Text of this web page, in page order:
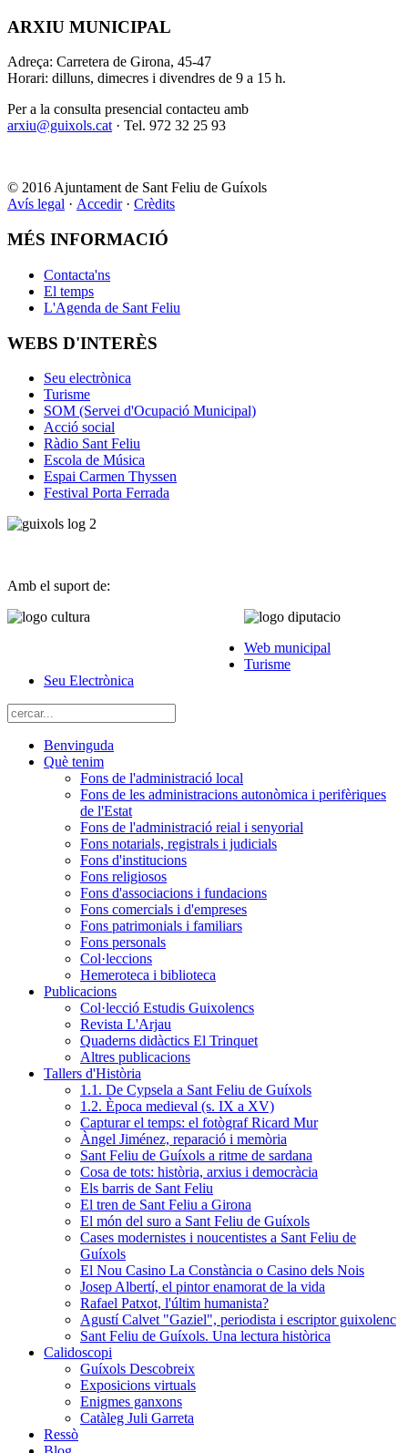
ARXIU MUNICIPAL
Adreça: Carretera de Girona, 45-47
Horari: dilluns, dimecres i divendres de 9 a 15 h.
Per a la consulta presencial contacteu amb
arxiu@guixols.cat · Tel. 972 32 25 93
© 2016 Ajuntament de Sant Feliu de Guíxols
Avís legal · Accedir· Crèdits
MÉS INFORMACIÓ
Contacta'ns
El temps
L'Agenda de Sant Feliu
WEBS D'INTERÈS
Seu electrònica
Turisme
SOM (Servei d'Ocupació Municipal)
Acció social
Ràdio Sant Feliu
Escola de Música
Espai Carmen Thyssen
Festival Porta Ferrada
Amb el suport de:
Web municipal
Turisme
Seu Electrònica
Benvinguda
Què tenim
Fons de l'administració local
Fons de les administracions autonòmica i perifèriques
de l'Estat
Fons de l'administració reial i senyorial
Fons notarials, registrals i judicials
Fons d'institucions
Fons religiosos
Fons d'associacions i fundacions
Fons comercials i d'empreses
Fons patrimonials i familiars
Fons personals
Col·leccions
Hemeroteca i biblioteca
Publicacions
Col·lecció Estudis Guixolencs
Revista L'Arjau
Quaderns didàctics El Trinquet
Altres publicacions
Tallers d'Història
1.1. De Cypsela a Sant Feliu de Guíxols
1.2. Època medieval (s. IX a XV)
Capturar el temps: el fotògraf Ricard Mur
Àngel Jiménez, reparació i memòria
Sant Feliu de Guíxols a ritme de sardana
Cosa de tots: història, arxius i democràcia
Els barris de Sant Feliu
El tren de Sant Feliu a Girona
El món del suro a Sant Feliu de Guíxols
Cases modernistes i noucentistes a Sant Feliu de
Guíxols
El Nou Casino La Constància o Casino dels Nois
Josep Albertí, el pintor enamorat de la vida
Rafael Patxot, l'últim humanista?
Agustí Calvet "Gaziel", periodista i escriptor guixolenc
Sant Feliu de Guíxols. Una lectura històrica
Calidoscopi
Guíxols Descobreix
Exposicions virtuals
Enigmes ganxons
Catàleg Juli Garreta
Ressò